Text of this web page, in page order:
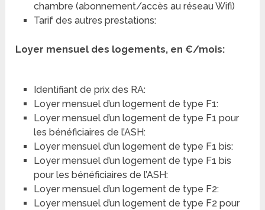
chambre (abonnement/accès au réseau Wifi)
Tarif des autres prestations:
Loyer mensuel des logements, en €/mois:
Identifiant de prix des RA:
Loyer mensuel d’un logement de type F1:
Loyer mensuel d’un logement de type F1 pour
les bénéficiaires de l’ASH:
Loyer mensuel d’un logement de type F1 bis:
Loyer mensuel d’un logement de type F1 bis
pour les bénéficiaires de l’ASH:
Loyer mensuel d’un logement de type F2:
Loyer mensuel d’un logement de type F2 pour